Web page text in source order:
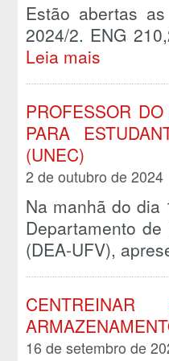
Estão abertas
2024/2. ENG
Leia mais
PROFESSOR
PARA
(UNEC)
2 de outubro de 2024
Na manhã do dia
Departamento
(DEA-UFV),
16 de setembro de